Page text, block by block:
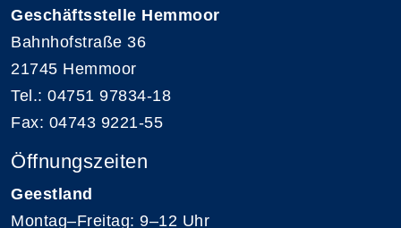
Geschäftsstelle Hemmoor
Bahnhofstraße 36
21745 Hemmoor
Tel.: 04751 97834-18
Fax: 04743 9221-55
Öffnungszeiten
Geestland
Montag–Freitag: 9–12 Uhr